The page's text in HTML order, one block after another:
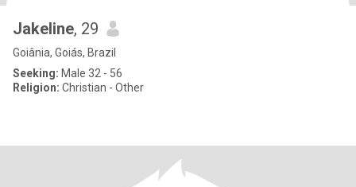
Jakeline, 29
Goiânia, Goiás, Brazil
Seeking: Male 32 - 56
Religion: Christian - Other